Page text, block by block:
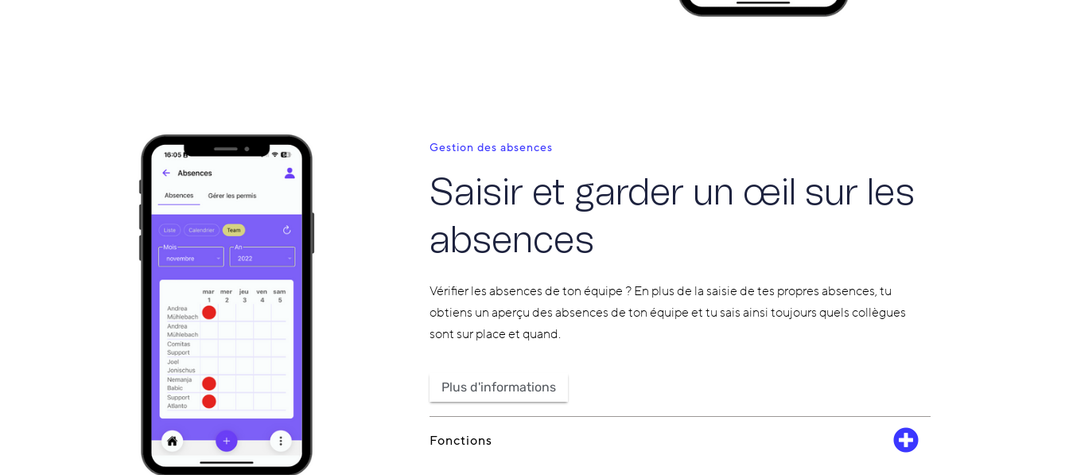
Gestion des absences
Saisir et garder un œil sur les
absences
Vérifier les absences de ton équipe ? En plus de la saisie de tes propres absences, tu
obtiens un aperçu des absences de ton équipe et tu sais ainsi toujours quels collègues
sont sur place et quand.
Plus d'informations
Fonctions